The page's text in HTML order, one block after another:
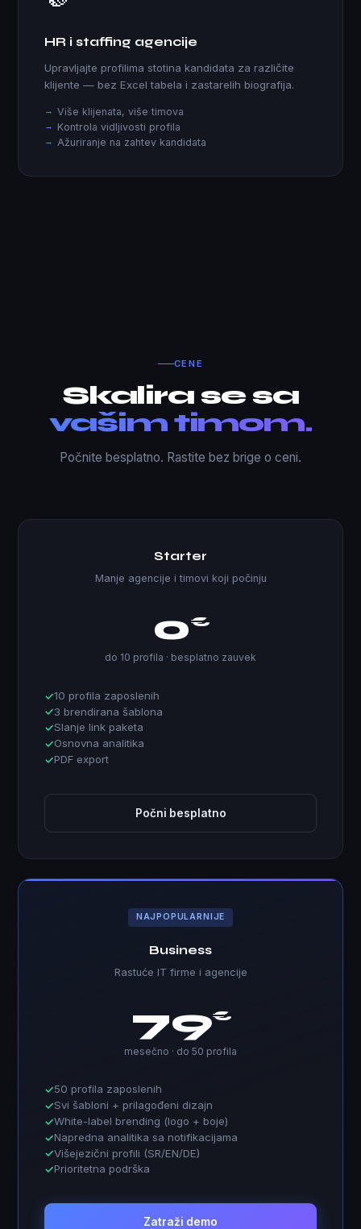
HR i staffing agencije
Upravljajte profilima stotina kandidata za različite
klijente — bez Excel tabela i zastarelih biografija.
Više klijenata, više timova
Kontrola vidljivosti profila
Ažuriranje na zahtev kandidata
CENE
Skalira se sa
vašim timom.
Počnite besplatno. Rastite bez brige o ceni.
Starter
Manje agencije i timovi koji počinju
0€
do 10 profila · besplatno zauvek
10 profila zaposlenih
3 brendirana šablona
Slanje link paketa
Osnovna analitika
PDF export
Počni besplatno
NAJPOPULARNIJE
Business
Rastuće IT firme i agencije
79€
mesečno · do 50 profila
50 profila zaposlenih
Svi šabloni + prilagođeni dizajn
White-label brending (logo + boje)
Napredna analitika sa notifikacijama
Višejezični profili (SR/EN/DE)
Prioritetna podrška
Zatraži demo